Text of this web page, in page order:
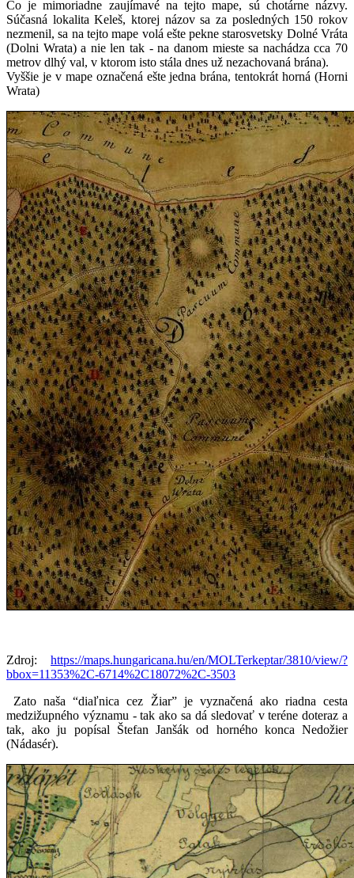
Čo je mimoriadne zaujímavé na tejto mape, sú chotárne názvy.
Súčasná lokalita Keleš, ktorej názov sa za posledných 150 rokov
nezmenil, sa na tejto mape volá ešte pekne starosvetsky Dolné Vráta
(Dolni Wrata) a nie len tak - na danom mieste sa nachádza cca 70
metrov dlhý val, v ktorom isto stála dnes už nezachovaná brána).
Vyššie je v mape označená ešte jedna brána, tentokrát horná (Horni
Wrata)
Zdroj: https://maps.hungaricana.hu/en/MOLTerkeptar/3810/view/?
bbox=11353%2C-6714%2C18072%2C-3503
Zato naša “diaľnica cez Žiar” je vyznačená ako riadna cesta
medzižupného významu - tak ako sa dá sledovať v teréne doteraz a
tak, ako ju popísal Štefan Janšák od horného konca Nedožier
(Nádasér).